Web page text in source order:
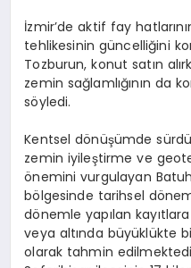
İzmir’de aktif fay
tehlikesinin güncelliğini
Tozburun, konut satın
zemin sağlamlığının da
söyledi.
Kentsel dönüşümde
zemin iyileştirme ve
önemini vurgulayan
bölgesinde tarihsel
dönemle yapılan
veya altında büyüklükte
olarak tahmin